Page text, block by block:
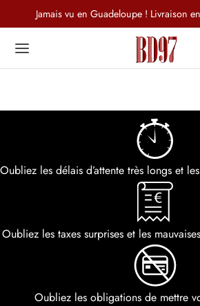
Jamais vu en Guadeloupe ! Livraison
Oubliez les délais d’attente très longs et
Oubliez les taxes surprises et les
Oubliez les obligations de mettre